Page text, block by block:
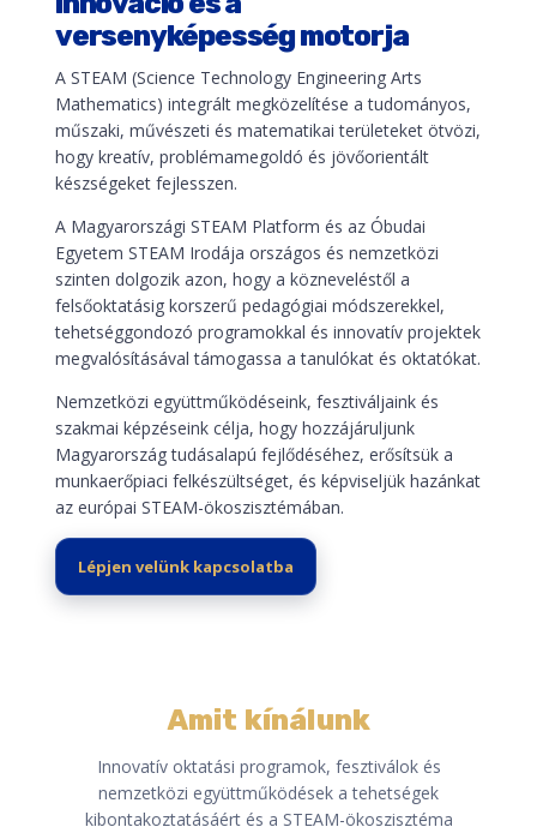
versenyképesség motorja
A STEAM (Science Technology Engineering Arts
Mathematics) integrált megközelítése a tudományos,
műszaki, művészeti és matematikai területeket ötvözi,
hogy kreatív, problémamegoldó és jövőorientált
készségeket fejlesszen.
A Magyarországi STEAM Platform és az Óbudai
Egyetem STEAM Irodája országos és nemzetközi
szinten dolgozik azon, hogy a közneveléstől a
felsőoktatásig korszerű pedagógiai módszerekkel,
tehetséggondozó programokkal és innovatív projektek
megvalósításával támogassa a tanulókat és oktatókat.
Nemzetközi együttműködéseink, fesztiváljaink és
szakmai képzéseink célja, hogy hozzájáruljunk
Magyarország tudásalapú fejlődéséhez, erősítsük a
munkaerőpiaci felkészültséget, és képviseljük hazánkat
az európai STEAM-ökoszisztémában.
Lépjen velünk kapcsolatba
Amit kínálunk
Innovatív oktatási programok, fesztiválok és
nemzetközi együttműködések a tehetségek
kibontakoztatásáért és a STEAM-ökoszisztéma